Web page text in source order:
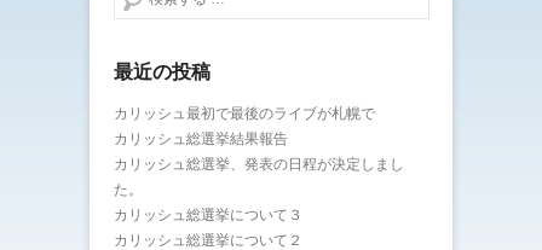
最近の投稿
カリッシュ最初で最後のライブが札幌で
カリッシュ総選挙結果報告
カリッシュ総選挙、発表の日程が決定しまし
た。
カリッシュ総選挙について３
カリッシュ総選挙について２